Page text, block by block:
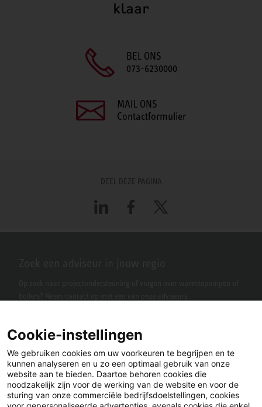
klaar
BEL ONS
073-6230000
MAIL ONS
Contactformulier
DEEL DEZE PAGINA
LinkedIn FacebookX
Cookie-instellingen
We gebruiken cookies om uw voorkeuren te begrijpen en te
kunnen analyseren en u zo een optimaal gebruik van onze
website aan te bieden. Daartoe behoren cookies die
noodzakelijk zijn voor de werking van de website en voor de
sturing van onze commerciële bedrijfsdoelstellingen, cookies